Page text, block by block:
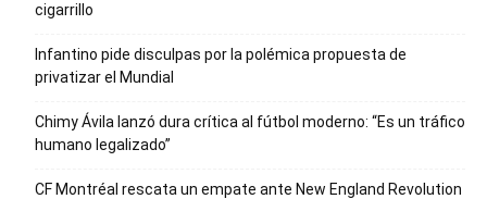
cigarrillo
Infantino pide disculpas por la polémica propuesta de
privatizar el Mundial
Chimy Ávila lanzó dura crítica al fútbol moderno: “Es un tráfico
humano legalizado”
CF Montréal rescata un empate ante New England Revolution